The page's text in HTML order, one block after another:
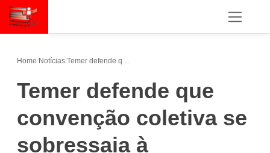
Home/Notícias/
Temer defende que
convenção coletiva se
sobressaia à